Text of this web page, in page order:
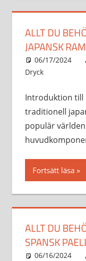
ALLT DU
JAPANSK
06/17/2024
Dryck
Introduktion till
traditionell
populär
Fortsätt läsa
ALLT DU
SPANSK
06/16/2024